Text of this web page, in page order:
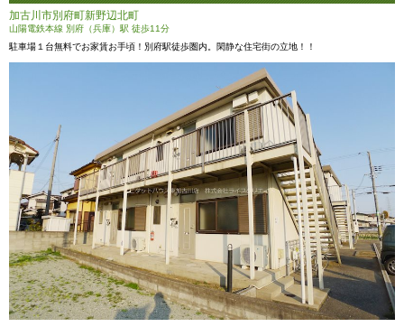
加古川市別府町新野辺北町
山陽電鉄本線 別府（兵庫）駅 徒歩11分
駐車場１台無料でお家賃お手頃！別府駅徒歩圏内。閑静な住宅街の立地！！